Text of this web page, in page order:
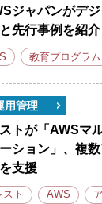
ジャパンがデ
先行事例を紹介
教育プログラム
用管理
トが「AWSマ
ション」、複
支援
スト AWS